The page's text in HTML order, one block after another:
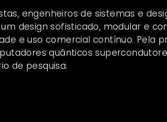
engenheiros de sistemas e
um design sofisticado, modular e
e uso comercial contínuo. Pela
quânticos
de pesquisa.